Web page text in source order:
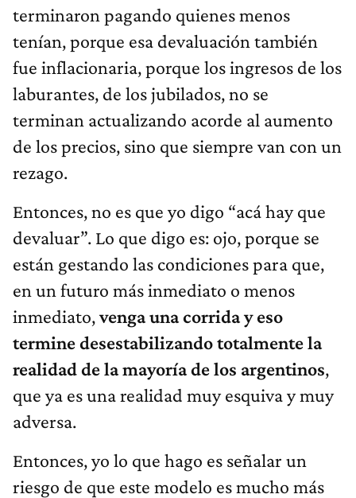
terminaron pagando quienes menos
tenían, porque esa devaluación también
fue inflacionaria, porque los ingresos de los
laburantes, de los jubilados, no se
terminan actualizando acorde al aumento
de los precios, sino que siempre van con un
rezago.
Entonces, no es que yo digo “acá hay que
devaluar”. Lo que digo es: ojo, porque se
están gestando las condiciones para que,
en un futuro más inmediato o menos
inmediato,venga una corrida y eso
termine desestabilizando totalmente la
realidad de la mayoría de los argentinos,
que ya es una realidad muy esquiva y muy
adversa.
Entonces, yo lo que hago es señalar un
riesgo de que este modelo es mucho más